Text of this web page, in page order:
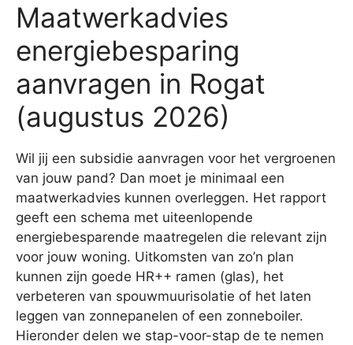
Maatwerkadvies
energiebesparing
aanvragen in Rogat
(augustus 2026)
Wil jij een subsidie aanvragen voor het vergroenen
van jouw pand? Dan moet je minimaal een
maatwerkadvies kunnen overleggen. Het rapport
geeft een schema met uiteenlopende
energiebesparende maatregelen die relevant zijn
voor jouw woning. Uitkomsten van zo’n plan
kunnen zijn goede HR++ ramen (glas), het
verbeteren van spouwmuurisolatie of het laten
leggen van zonnepanelen of een zonneboiler.
Hieronder delen we stap-voor-stap de te nemen